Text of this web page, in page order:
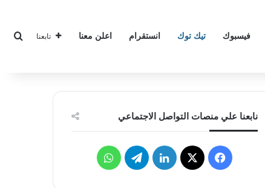
فيسبوك تيك توك انستقرام اعلن معنا تابعنا
نابعنا علي منصات التواصل الاجتماعي
فيسبوك
‫X لينكدإنتيلقرامواتساب